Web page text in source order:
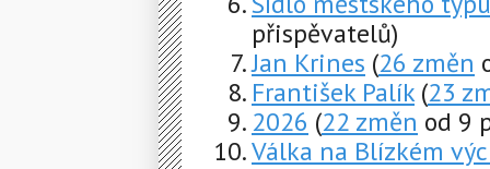
přispěvatelů)
Jan Krines (26 změn
František Palík (23
2026 (22 změn od 9
Válka na Blízkém